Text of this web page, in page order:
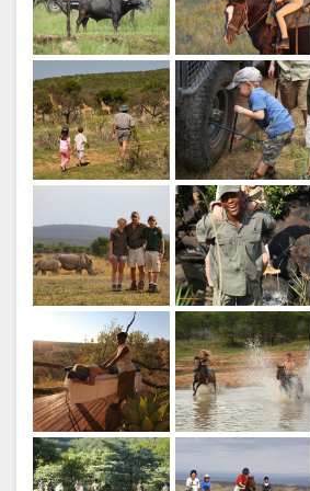
ENGELS
Hideaway Cottage
Hideaway